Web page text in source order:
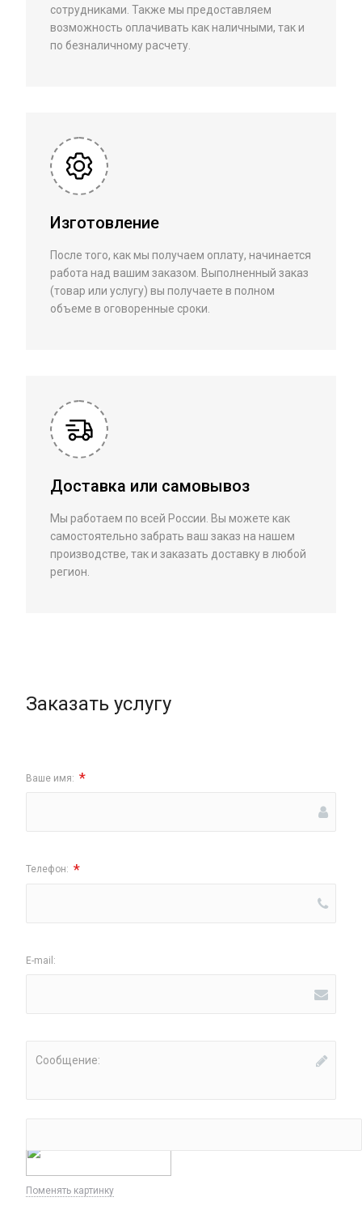
сотрудниками. Также мы предоставляем
возможность оплачивать как наличными, так и
по безналичному расчету.
Изготовление
После того, как мы получаем оплату, начинается
работа над вашим заказом. Выполненный заказ
(товар или услугу) вы получаете в полном
объеме в оговоренные сроки.
Доставка или самовывоз
Мы работаем по всей России. Вы можете как
самостоятельно забрать ваш заказ на нашем
производстве, так и заказать доставку в любой
регион.
Заказать услугу
Ваше имя: *
Телефон: *
E-mail:
Сообщение:
Поменять картинку